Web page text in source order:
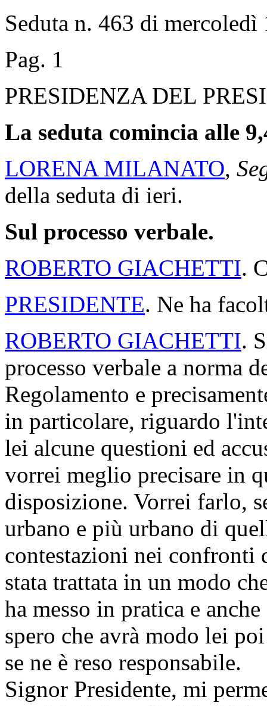
Seduta n. 463 di mercoledì
Pag. 1
PRESIDENZA DEL
La seduta comincia alle
LORENA MILANATO,
della seduta di ieri.
Sul processo verbale.
ROBERTO GIACHETTI.
PRESIDENTE. Ne ha
ROBERTO GIACHETTI.
processo verbale a norma
Regolamento e
in particolare, riguardo
lei alcune questioni ed
vorrei meglio precisare in
disposizione. Vorrei farlo,
urbano e più urbano di
contestazioni nei confronti
stata trattata in un modo
ha messo in pratica e
spero che avrà modo lei
se ne è reso responsabile.
Signor Presidente, mi